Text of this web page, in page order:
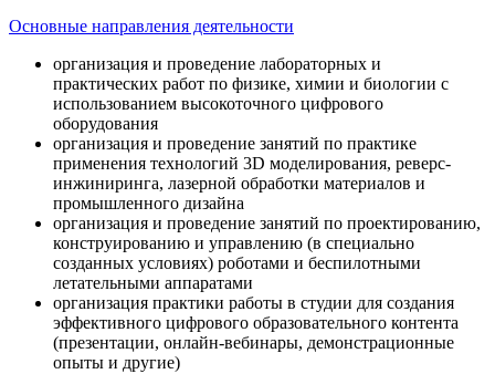
Основные направления деятельности
организация и проведение лабораторных и
практических работ по физике, химии и биологии с
использованием высокоточного цифрового
оборудования
организация и проведение занятий по практике
применения технологий 3D моделирования, реверс-
инжиниринга, лазерной обработки материалов и
промышленного дизайна
организация и проведение занятий по проектированию,
конструированию и управлению (в специально
созданных условиях) роботами и беспилотными
летательными аппаратами
организация практики работы в студии для создания
эффективного цифрового образовательного контента
(презентации, онлайн-вебинары, демонстрационные
опыты и другие)